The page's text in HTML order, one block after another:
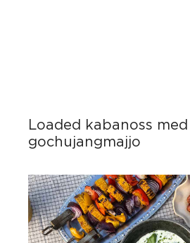
Loaded kabanoss
gochujangmajjo